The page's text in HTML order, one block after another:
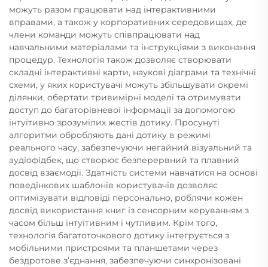
можуть разом працювати над інтерактивними
вправами, а також у корпоративних середовищах, де
члени команди можуть співпрацювати над
навчальними матеріалами та інструкціями з виконання
процедур. Технологія також дозволяє створювати
складні інтерактивні карти, наукові діаграми та технічні
схеми, у яких користувачі можуть збільшувати окремі
ділянки, обертати тривимірні моделі та отримувати
доступ до багаторівневої інформації за допомогою
інтуїтивно зрозумілих жестів дотику. Просунуті
алгоритми обробляють дані дотику в режимі
реального часу, забезпечуючи негайний візуальний та
аудіофідбек, що створює безперервний та плавний
досвід взаємодії. Здатність системи навчатися на основі
поведінкових шаблонів користувачів дозволяє
оптимізувати відповіді персонально, роблячи кожен
досвід використання книг із сенсорним керуванням з
часом більш інтуїтивним і чутливим. Крім того,
технологія багатоточкового дотику інтегрується з
мобільними пристроями та планшетами через
бездротове з’єднання, забезпечуючи синхронізовані